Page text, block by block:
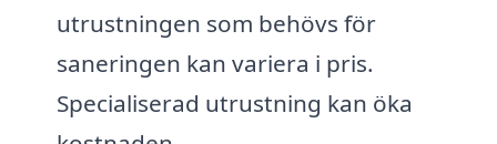
utrustningen som behövs för
saneringen kan variera i pris.
Specialiserad utrustning kan öka